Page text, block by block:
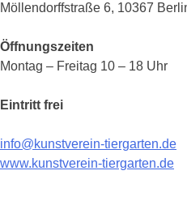
Möllendorffstraße 6, 10367
Öffnungszeiten
Montag – Freitag 10 – 18 Uhr
Eintritt frei
info@kunstverein-tiergarten.de
www.kunstverein-tiergarten.de